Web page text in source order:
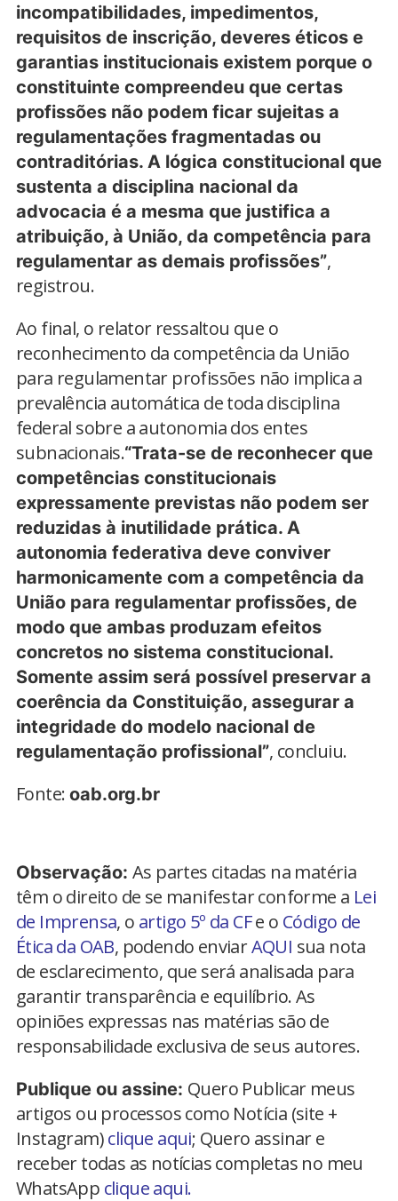
incompatibilidades, impedimentos,
requisitos de inscrição, deveres éticos e
garantias institucionais existem porque o
constituinte compreendeu que certas
profissões não podem ficar sujeitas a
regulamentações fragmentadas ou
contraditórias. A lógica constitucional que
sustenta a disciplina nacional da
advocacia é a mesma que justifica a
atribuição, à União, da competência para
regulamentar as demais profissões”,
registrou.
Ao final, o relator ressaltou que o
reconhecimento da competência da União
para regulamentar profissões não implica a
prevalência automática de toda disciplina
federal sobre a autonomia dos entes
subnacionais.“Trata-se de reconhecer que
competências constitucionais
expressamente previstas não podem ser
reduzidas à inutilidade prática. A
autonomia federativa deve conviver
harmonicamente com a competência da
União para regulamentar profissões, de
modo que ambas produzam efeitos
concretos no sistema constitucional.
Somente assim será possível preservar a
coerência da Constituição, assegurar a
integridade do modelo nacional de
regulamentação profissional”, concluiu.
Fonte: oab.org.br
Observação: As partes citadas na matéria
têm o direito de se manifestar conforme a Lei
de Imprensa, o artigo 5º da CFe o Código de
Ética da OAB, podendo enviarAQUI sua nota
de esclarecimento, que será analisada para
garantir transparência e equilíbrio. As
opiniões expressas nas matérias são de
responsabilidade exclusiva de seus autores.
Publique ou assine: Quero Publicar meus
artigos ou processos como Notícia (site +
Instagram)clique aqui; Quero assinar e
receber todas as notícias completas no meu
WhatsApp clique aqui.